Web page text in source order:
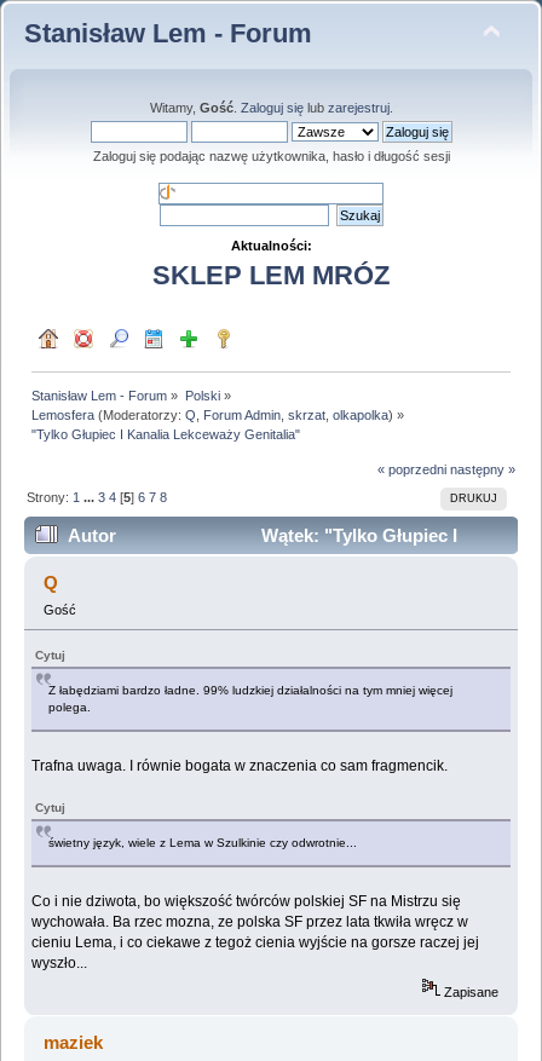
Stanisław Lem - Forum
Witamy, Gość. Zaloguj sięlub zarejestruj.
Zaloguj się podając nazwę użytkownika, hasło i długość sesji
Aktualności:
SKLEP LEM MRÓZ
Stanisław Lem - Forum » Polski»
Lemosfera (Moderatorzy:Q Forum Admin ,skrzat ,olkapolka) »
"Tylko Głupiec I Kanalia Lekceważy Genitalia"
« poprzedni następny »
DRUKUJ
Strony: 1 ...3 4 [5]6 7 8
Autor
Wątek: "Tylko Głupiec I
Kanalia Lekceważy Genitalia" (Przeczytany 236946
razy)
Q
Gość
Cytuj
Z łabędziami bardzo ładne. 99% ludzkiej działalności na tym mniej więcej
polega.
Trafna uwaga. I równie bogata w znaczenia co sam fragmencik.
Cytuj
świetny język, wiele z Lema w Szulkinie czy odwrotnie...
Co i nie dziwota, bo większość twórców polskiej SF na Mistrzu się
wychowała. Ba rzec mozna, ze polska SF przez lata tkwiła wręcz w
cieniu Lema, i co ciekawe z tegoż cienia wyjście na gorsze raczej jej
wyszło...
Zapisane
maziek